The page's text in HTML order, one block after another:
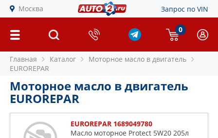
Москва Запрос по VIN
0
Главная Каталог
Моторное масло в двигатель
EUROREPAR
Моторное масло в двигатель
EUROREPAR
EUROREPAR 1689049780
Масло моторное Protect 5W20 205л